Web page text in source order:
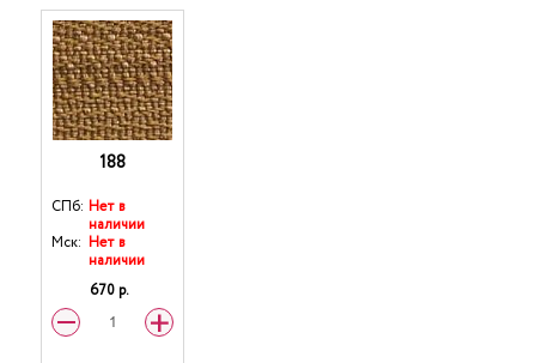
188
СПб: Нет в
наличии
Мск: Нет в
наличии
670 р.